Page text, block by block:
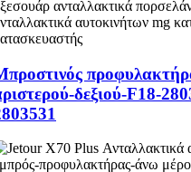
δεξιού-F18-